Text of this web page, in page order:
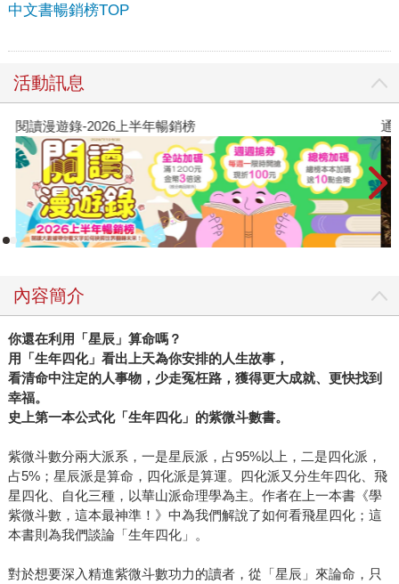
中文書暢銷榜TOP
活動訊息
閱讀漫遊錄-2026上半年暢銷榜 通
內容簡介
你還在利用「星辰」算命嗎？
用「生年四化」看出上天為你安排的人生故事，
看清命中注定的人事物，少走冤枉路，獲得更大成就、更快找到
幸福。
史上第一本公式化「生年四化」的紫微斗數書。
紫微斗數分兩大派系，一是星辰派，占95%以上，二是四化派，
占5%；星辰派是算命，四化派是算運。四化派又分生年四化、飛
星四化、自化三種，以華山派命理學為主。作者在上一本書《學
紫微斗數，這本最神準！》中為我們解說了如何看飛星四化；這
本書則為我們談論「生年四化」。
對於想要深入精進紫微斗數功力的讀者，從「星辰」來論命，只